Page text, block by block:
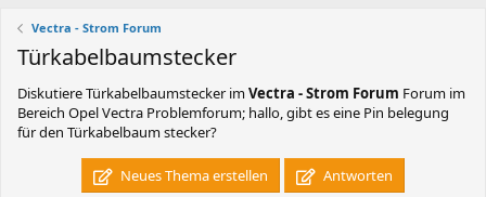
Vectra - Strom Forum
Türkabelbaumstecker
DiskutiereTürkabelbaumstecker imVectra - Strom Forum Forum im
Bereich Opel Vectra Problemforum; hallo, gibt es eine Pin belegung
für den Türkabelbaum stecker?
Neues Thema erstellen Antworten